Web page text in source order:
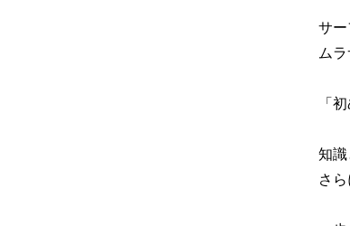
サ
ム
「
知
さ